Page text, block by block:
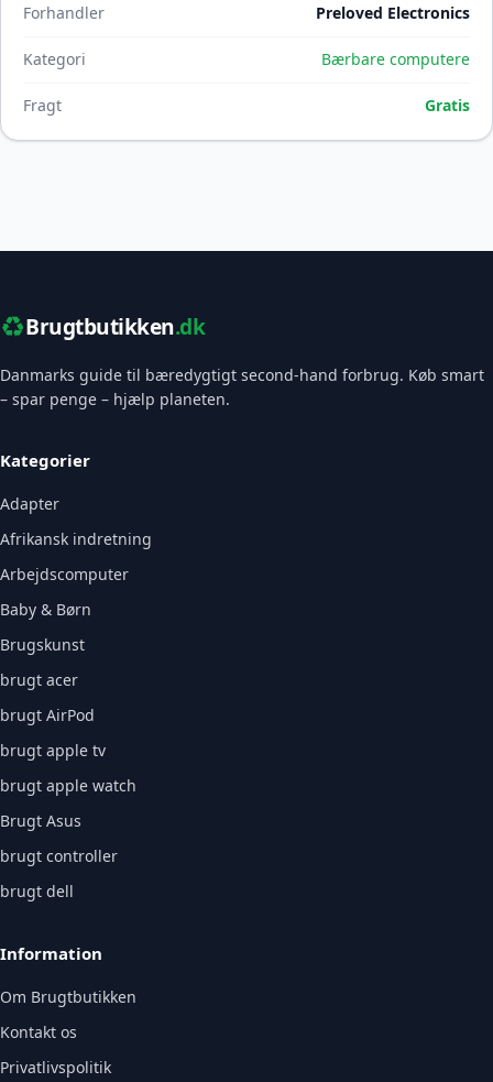
Forhandler Preloved Electronics
Kategori Bærbare computere
Fragt Gratis
♻️Brugtbutikken.dk
Danmarks guide til bæredygtigt second-hand forbrug. Køb smart
– spar penge – hjælp planeten.
Kategorier
Adapter
Afrikansk indretning
Arbejdscomputer
Baby & Børn
Brugskunst
brugt acer
brugt AirPod
brugt apple tv
brugt apple watch
Brugt Asus
brugt controller
brugt dell
Information
Om Brugtbutikken
Kontakt os
Privatlivspolitik